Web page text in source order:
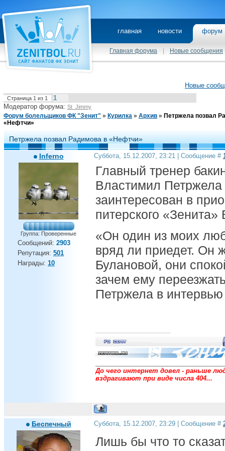
главная новости
Главная форума Новые сообщения
Новые
Страница 1 из 1
1
Модератор форума: St_Jimmy
Форум болельщиков ФК "Зенит" » Курилка » Архив » Петржела позвал
«Нефтчи»
Петржела позвал Радимова в «Нефтчи»
Inferno
Группа: Проверенные
Сообщений: 2903
Репутация: 501
Награды: 10
Суббота, 15.12.2007, 23:21 | Сообщение #
Главный тренер
Властимил Петржела
заинтересован в
питерского
«Он один из моих
вряд ли приедет. Он
Булановой, они
зачем ему
Петржела в
До чего интернет довел - раньше
вздрагивают при виде числа 404...
Беспечный Суббота, 15.12.2007, 23:29 | Сообщение #
Лишь бы что то